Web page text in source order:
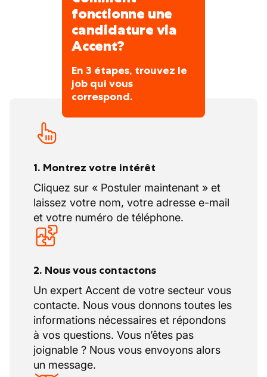
fonctionne une
candidature via
Accent?
En 3 étapes, trouvez le
job qui vous
correspond.
1. Montrez votre intérêt
Cliquez sur « Postuler maintenant » et
laissez votre nom, votre adresse e-mail
et votre numéro de téléphone.
2. Nous vous contactons
Un expert Accent de votre secteur vous
contacte. Nous vous donnons toutes les
informations nécessaires et répondons
à vos questions. Vous n’êtes pas
joignable ? Nous vous envoyons alors
un message.